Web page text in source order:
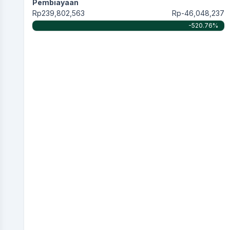
Pembiayaan
Rp239,802,563
Rp-46,048,237
-520.76%